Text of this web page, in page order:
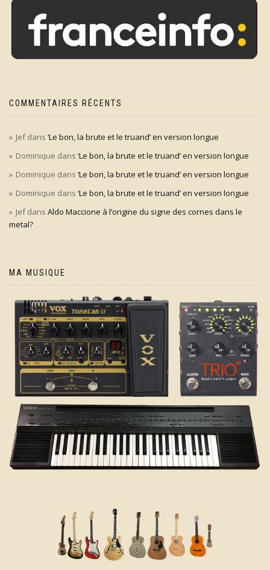
COMMENTAIRES RÉCENTS
Jefdans ‘Le bon, la brute et le truand’ en version longue
Dominique dans ‘Le bon, la brute et le truand’ en version longue
Dominique dans ‘Le bon, la brute et le truand’ en version longue
Dominique dans ‘Le bon, la brute et le truand’ en version longue
Jefdans Aldo Maccione à l’origine du signe des cornes dans le
metal?
MA MUSIQUE